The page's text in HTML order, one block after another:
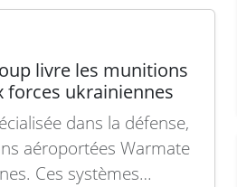
livre les munitions
forces ukrainiennes
dans la défense,
aéroportées Warmate
Ces systèmes